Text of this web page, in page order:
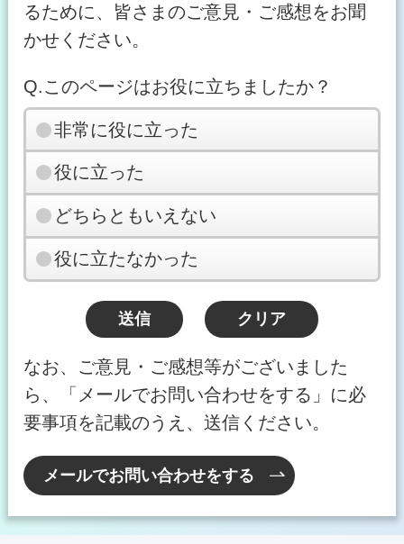
るために、皆さまのご意見・ご感想をお聞
かせください。
Q.このページはお役に立ちましたか？
非常に役に立った
役に立った
どちらともいえない
役に立たなかった
なお、ご意見・ご感想等がございました
ら、「メールでお問い合わせをする」に必
要事項を記載のうえ、送信ください。
メールでお問い合わせをする